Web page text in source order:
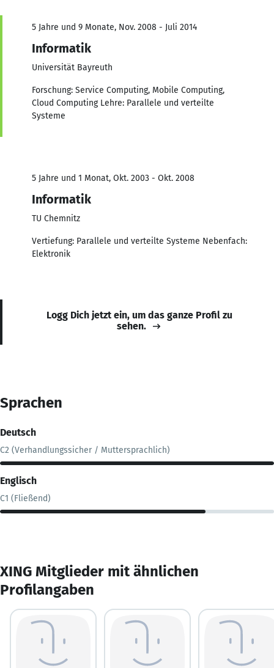
5 Jahre und 9 Monate, Nov. 2008 - Juli 2014
Informatik
Universität Bayreuth
Forschung: Service Computing, Mobile Computing,
Cloud Computing Lehre: Parallele und verteilte
Systeme
5 Jahre und 1 Monat, Okt. 2003 - Okt. 2008
Informatik
TU Chemnitz
Vertiefung: Parallele und verteilte Systeme Nebenfach:
Elektronik
Logg Dich jetzt ein, um das ganze Profil zu
sehen.
Sprachen
Deutsch
C2 (Verhandlungssicher / Muttersprachlich)
Englisch
C1 (Fließend)
XING Mitglieder mit ähnlichen
Profilangaben